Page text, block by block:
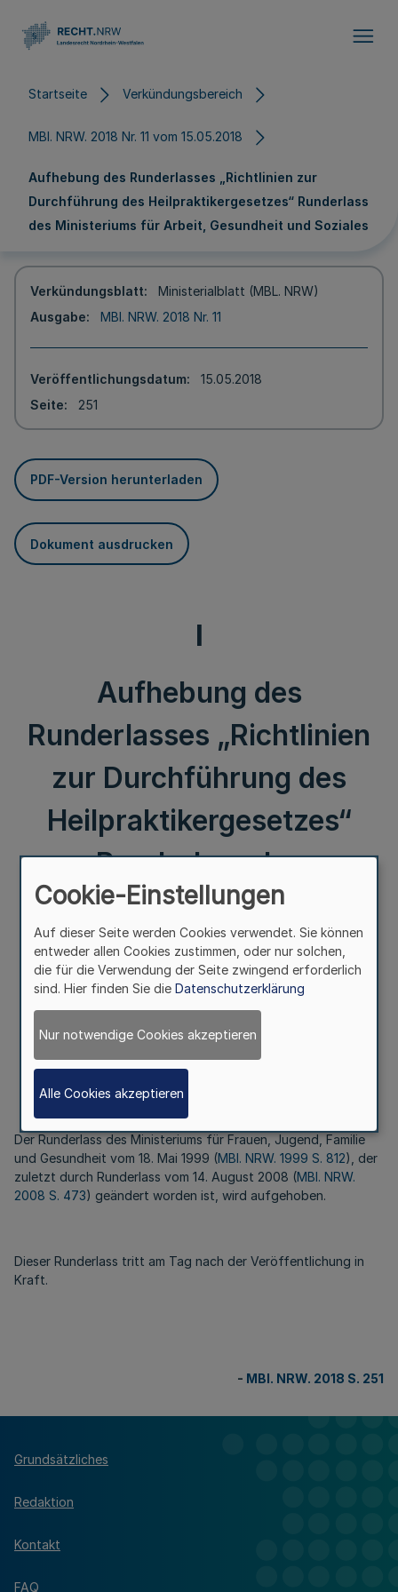
Startseite Verkündungsbereich
MBl. NRW. 2018 Nr. 11 vom 15.05.2018
Aufhebung des Runderlasses „Richtlinien zur
Durchführung des Heilpraktikergesetzes“ Runderlass
des Ministeriums für Arbeit, Gesundheit und Soziales
Verkündungsblatt
Ministerialblatt (MBL. NRW)
Ausgabe
MBl. NRW. 2018 Nr. 11
Veröffentlichungsdatum
15.05.2018
Seite
251
PDF-Version herunterladen
Dokument ausdrucken
I
Aufhebung des
Runderlasses „Richtlinien
zur Durchführung des
Heilpraktikergesetzes“
Runderlass des
Ministeriums für Arbeit,
Gesundheit und Soziales
Vom 19. April 2018
Der Runderlass des Ministeriums für Frauen, Jugend, Familie
und Gesundheit vom 18. Mai 1999 (MBl. NRW. 1999 S. 812), der
zuletzt durch Runderlass vom 14. August 2008 (MBl. NRW.
2008 S. 473) geändert worden ist, wird aufgehoben.
Dieser Runderlass tritt am Tag nach der Veröffentlichung in
Kraft.
- MBl. NRW. 2018 S. 251
Grundsätzliches
Redaktion
Kontakt
FAQ
Cookie-Einstellungen
Auf dieser Seite werden Cookies verwendet. Sie können
entweder allen Cookies zustimmen, oder nur solchen,
die für die Verwendung der Seite zwingend erforderlich
sind. Hier finden Sie die Datenschutzerklärung
Nur notwendige Cookies akzeptieren
Alle Cookies akzeptieren